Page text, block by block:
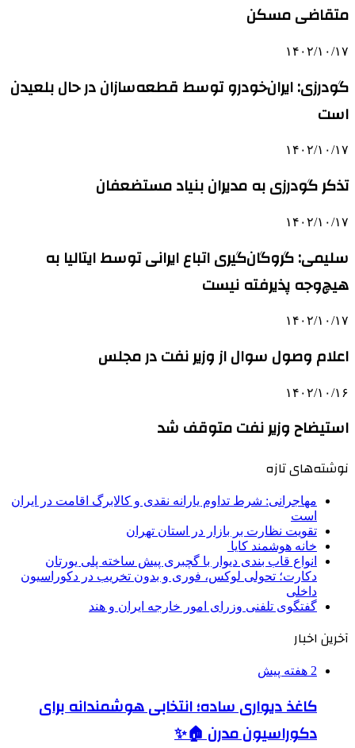
متقاضی مسکن
۱۴۰۲/۱۰/۱۷
گودرزی: ایران‌خودرو توسط قطعه‌سازان در حال بلعیدن
است
۱۴۰۲/۱۰/۱۷
تذکر گودرزی به مدیران بنیاد مستضعفان
۱۴۰۲/۱۰/۱۷
سلیمی: گروگان‌گیری اتباع ایرانی توسط ایتالیا به
هیچ‌وجه پذیرفته نیست
۱۴۰۲/۱۰/۱۷
اعلام وصول سوال از وزیر نفت در مجلس
۱۴۰۲/۱۰/۱۶
استیضاح وزیر نفت متوقف شد
نوشته‌های تازه
مهاجرانی: شرط تداوم یارانه نقدی و کالابرگ اقامت در ایران
است
تقویت نظارت بر بازار در استان تهران
خانه هوشمند کایا
انواع قاب بندی دیوار با گچبری پیش ساخته پلی یورتان
دکارت؛ تحولی لوکس، فوری و بدون تخریب در دکوراسیون
داخلی
گفتگوی تلفنی وزرای امور خارجه ایران و هند
آخرین اخبار
2 هفته پیش
کاغذ دیواری ساده؛ انتخابی هوشمندانه برای
دکوراسیون مدرن 🏠✨